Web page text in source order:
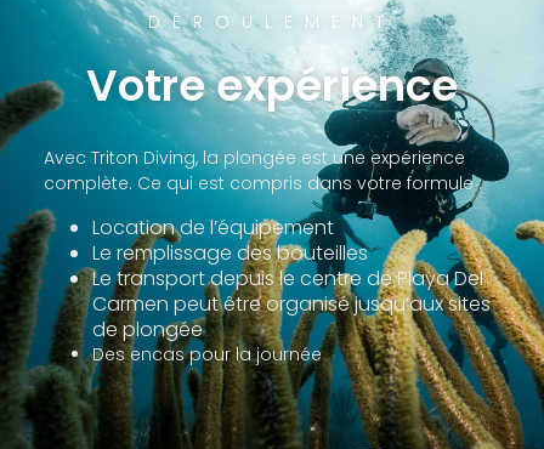
DÉROULEMENT
Votre expérience
Avec Triton Diving, la plongée est une expérience
complète. Ce qui est compris dans votre formule :
Location de l’équipement
Le remplissage des bouteilles
Le transport depuis le centre de Playa Del
Carmen peut être organisé jusqu’aux sites
de plongée
Des encas pour la journée